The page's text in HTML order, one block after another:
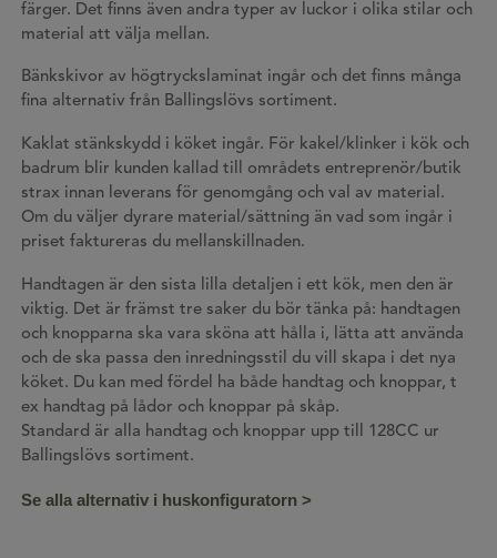
färger. Det finns även andra typer av luckor i olika stilar och
material att välja mellan.
Bänkskivor av högtryckslaminat ingår och det finns många
fina alternativ från Ballingslövs sortiment.
Kaklat stänkskydd i köket ingår. För kakel/klinker i kök och
badrum blir kunden kallad till områdets entreprenör/butik
strax innan leverans för genomgång och val av material.
Om du väljer dyrare material/sättning än vad som ingår i
priset faktureras du mellanskillnaden.
Handtagen är den sista lilla detaljen i ett kök, men den är
viktig. Det är främst tre saker du bör tänka på: handtagen
och knopparna ska vara sköna att hålla i, lätta att använda
och de ska passa den inredningsstil du vill skapa i det nya
köket. Du kan med fördel ha både handtag och knoppar, t
ex handtag på lådor och knoppar på skåp.
Standard är alla handtag och knoppar upp till 128CC ur
Ballingslövs sortiment.
Se alla alternativ i huskonfiguratorn >